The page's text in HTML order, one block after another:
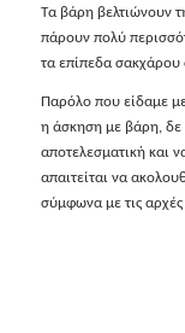
Τα βάρη βελτιώνουν
πάρουν πολύ
τα επίπεδα σακχάρου
Παρόλο που είδαμε
η άσκηση με βάρη, δε
αποτελεσματική και
απαιτείται να
σύμφωνα με τις αρχές